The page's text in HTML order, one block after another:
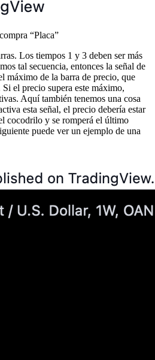
“Placa”
Los tiempos 1 y 3 deben ser más
tal secuencia, entonces la señal de
máximo de la barra de precio, que
el precio supera este máximo,
Aquí también tenemos una cosa
esta señal, el precio debería estar
cocodrilo y se romperá el último
puede ver un ejemplo de una